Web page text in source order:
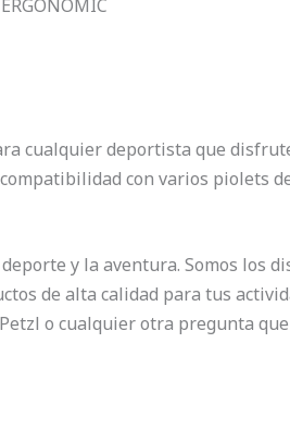
cualquier deportista que
con varios piolets
y la aventura. Somos los
de alta calidad para tus
o cualquier otra pregunta